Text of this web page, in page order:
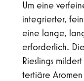
Um eine
integrierter,
eine lange,
erforderlich.
Rieslings
tertiäre Aromen